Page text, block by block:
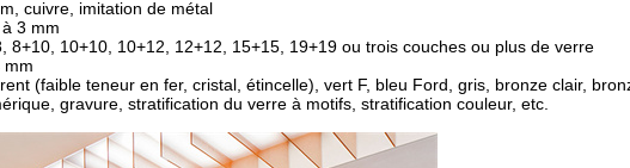
cuivre, imitation de métal
3 mm
8+10, 10+10, 10+12, 12+12, 15+15, 19+19 ou trois couches ou plus de verre
mm
(faible teneur en fer, cristal, étincelle), vert F, bleu Ford, gris, bronze clair,
gravure, stratification du verre à motifs, stratification couleur, etc.